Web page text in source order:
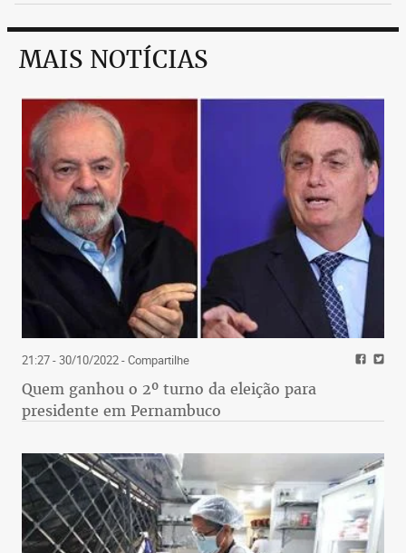
MAIS NOTÍCIAS
21:27 - 30/10/2022- Compartilhe
Quem ganhou o 2º turno da eleição para
presidente em Pernambuco